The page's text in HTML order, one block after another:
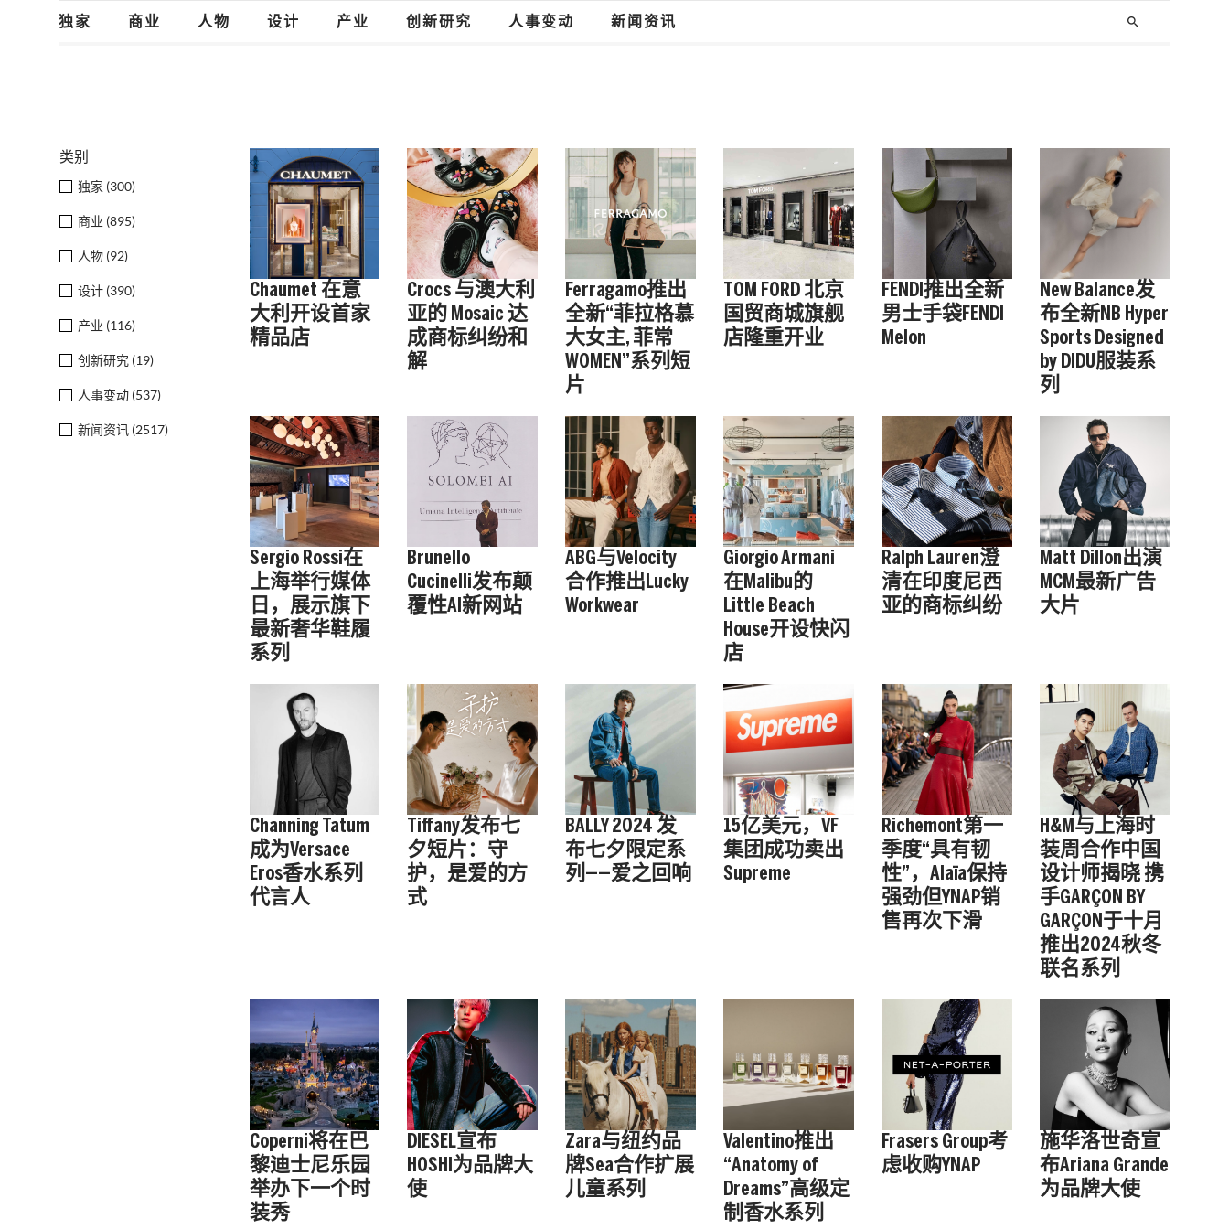
独家 商业 人物 设计 产业 创新研究 人事变动 新闻资讯 search
类别
独家 (300)
商业 (895)
人物 (92)
设计 (390)
产业 (116)
创新研究 (19)
人事变动 (537)
新闻资讯 (2517)
Chaumet 在意
大利开设首家
精品店
Crocs 与澳大利
亚的 Mosaic 达
成商标纠纷和
解
Ferragamo推出
全新“菲拉格慕
大女主, 菲常
WOMEN”系列短
片
TOM FORD 北京
国贸商城旗舰
店隆重开业
FENDI推出全新
男士手袋FENDI
Melon
New Balance发
布全新NB Hyper
Sports Designed
by DIDU服装系
列
Sergio Rossi在
上海举行媒体
日，展示旗下
最新奢华鞋履
系列
Brunello
Cucinelli发布颠
覆性AI新网站
ABG与Velocity
合作推出Lucky
Workwear
Giorgio Armani
在Malibu的
Little Beach
House开设快闪
店
Ralph Lauren澄
清在印度尼西
亚的商标纠纷
Matt Dillon出演
MCM最新广告
大片
Channing Tatum
成为Versace
Eros香水系列
代言人
Tiffany发布七
夕短片：守
护，是爱的方
式
BALLY 2024 发
布七夕限定系
列——爱之回响
15亿美元，VF
集团成功卖出
Supreme
Richemont第一
季度“具有韧
性”，Alaïa保持
强劲但YNAP销
售再次下滑
H&M与上海时
装周合作中国
设计师揭晓 携
手GARÇON BY
GARÇON于十月
推出2024秋冬
联名系列
Coperni将在巴
黎迪士尼乐园
举办下一个时
装秀
DIESEL宣布
HOSHI为品牌大
使
Zara与纽约品
牌Sea合作扩展
儿童系列
Valentino推出
“Anatomy of
Dreams”高级定
制香水系列
Frasers Group考
虑收购YNAP
施华洛世奇宣
布Ariana Grande
为品牌大使